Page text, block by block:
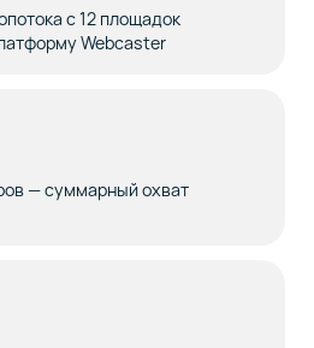
с 12 площадок
Webcaster
— суммарный охват